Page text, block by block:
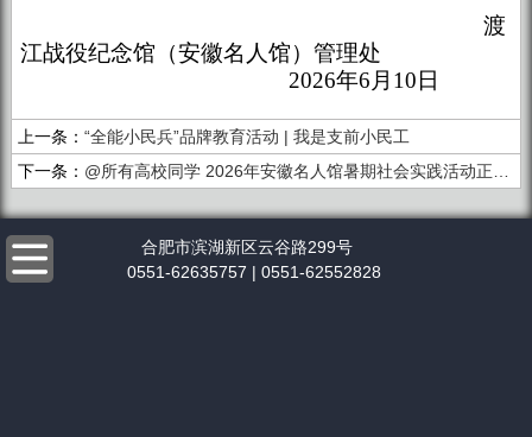
渡
江战役纪念馆（安徽名人馆）管理处
2026年6 月 10 日
上一条： “全能小民兵”品牌教育活动 | 我是支前小民工
下一条： @所有高校同学 2026年安徽名人馆暑期社会实践活动正式开启！公开接纳在校学生！
合肥市滨湖新区云谷路299号
0551-62635757 | 0551-62552828